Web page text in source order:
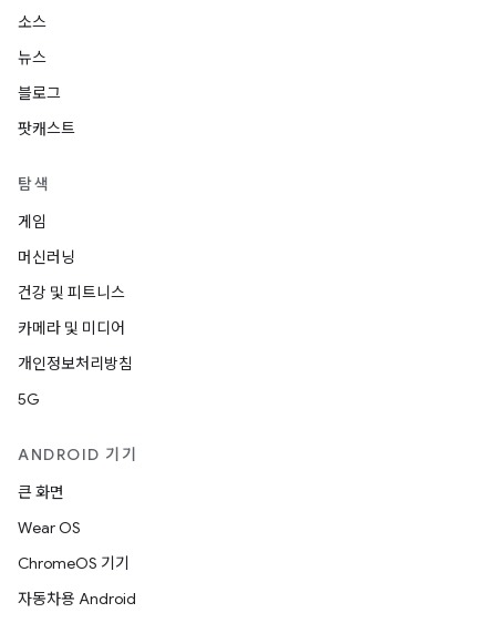
소스
뉴스
블로그
팟캐스트
탐색
게임
머신러닝
건강 및 피트니스
카메라 및 미디어
개인정보처리방침
5G
ANDROID 기기
큰 화면
Wear OS
ChromeOS 기기
자동차용 Android